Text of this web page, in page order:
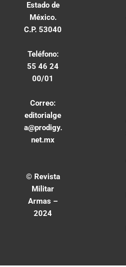
Estado de
México.
C.P. 53040
Teléfono:
55 46 24
00/01
Correo:
editorialge
a@prodigy.
net.mx
© Revista
Militar
Armas –
2024